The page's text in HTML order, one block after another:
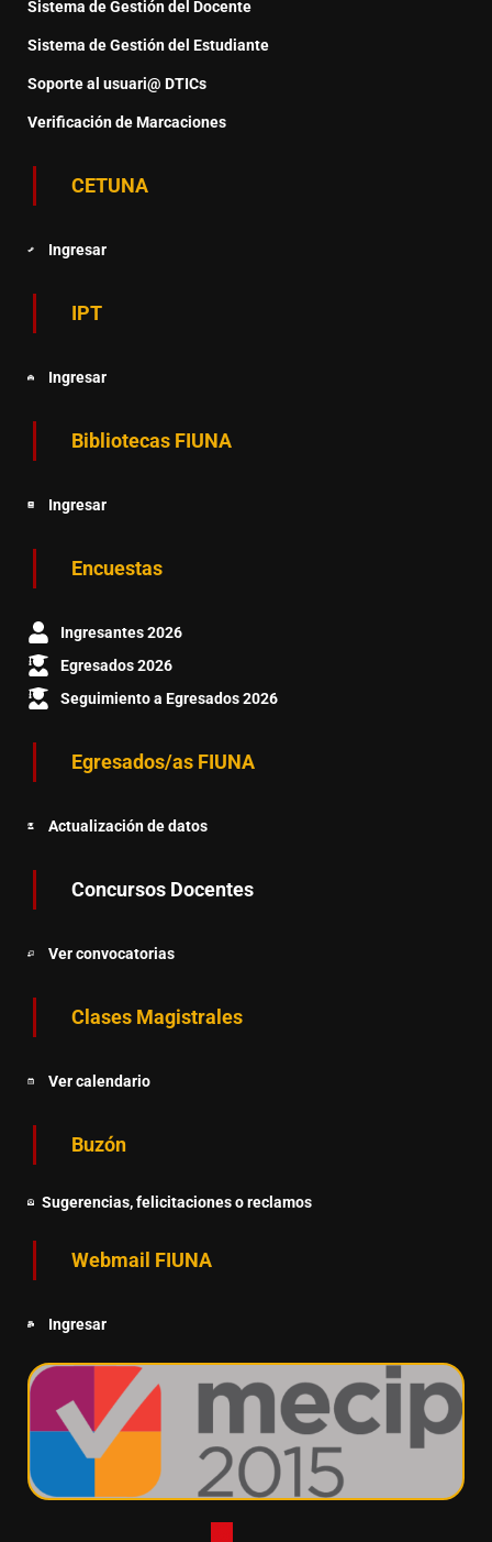
Sistema de Gestión del Docente
Sistema de Gestión del Estudiante
Soporte al usuari@ DTICs
Verificación de Marcaciones
CETUNA
Ingresar
IPT
Ingresar
Bibliotecas FIUNA
Ingresar
Encuestas
Ingresantes 2026
Egresados 2026
Seguimiento a Egresados 2026
Egresados/as FIUNA
Actualización de datos
Concursos Docentes
Ver convocatorias
Clases Magistrales
Ver calendario
Buzón
Sugerencias, felicitaciones o reclamos
Webmail FIUNA
Ingresar